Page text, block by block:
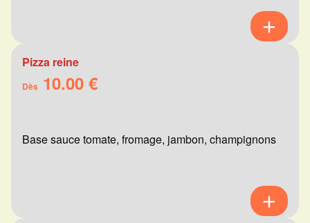
Pizza reine
Dès 10.00 €
Base sauce tomate, fromage, jambon, champignons